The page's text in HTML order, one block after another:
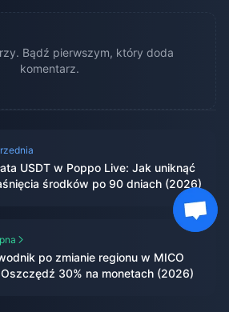
Bądź pierwszym, który doda
komentarz.
USDT w Poppo Live: Jak uniknąć
środków po 90 dniach (2026)
po zmianie regionu w MICO
30% na monetach (2026)